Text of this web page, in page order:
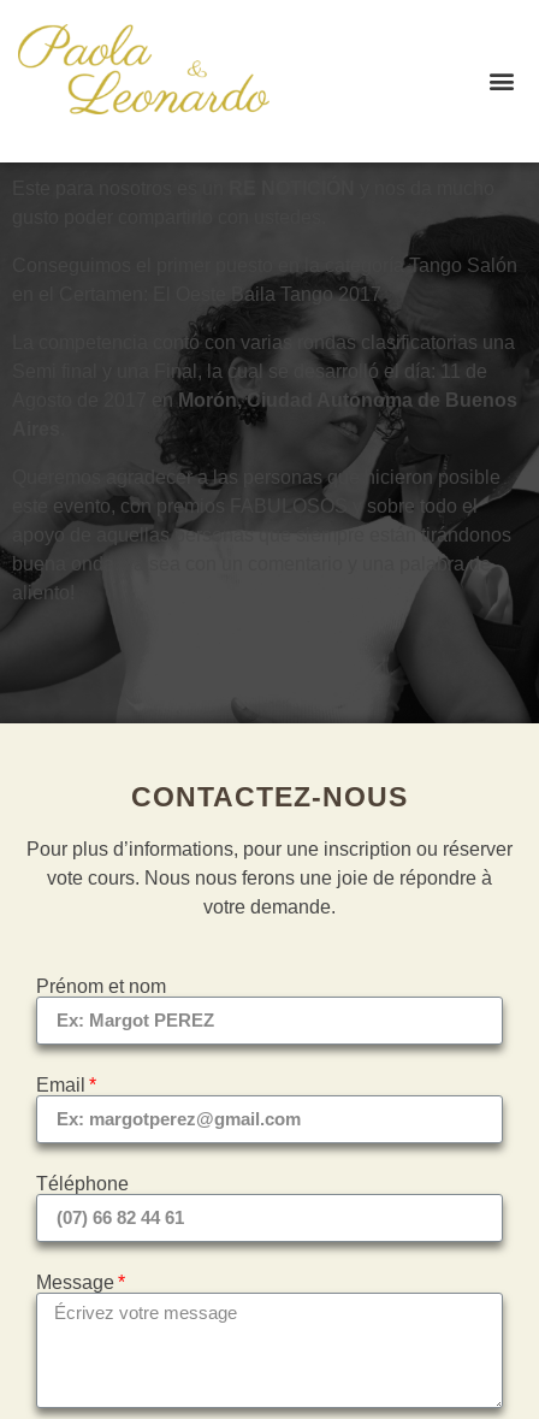
Conseguimos el primer puesto en la categoría Tango Salón
El Oeste Baila Tango 2017
La competencia contó con varias rondas clasificatorias una
Semi final y una Final, la cual se desarrolló el día: 11 de
Agosto de 2017 en Morón, Ciudad Autónoma de Buenos
Queremos agradecer a las personas que hicieron posible
este evento, con premios FABULOSOS y sobre todo el
apoyo de aquellas personas que siempre están tirándonos
buena onda, ya sea con un comentario y una palabra de
aliento!
CONTACTEZ-NOUS
Pour plus d’informations, pour une inscription ou réserver
vote cours. Nous nous ferons une joie de répondre à
votre demande.
Prénom et nom
Email
Téléphone
Message